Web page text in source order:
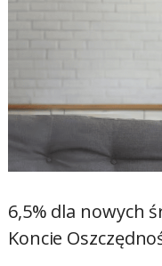
6,5% dla nowych
Koncie